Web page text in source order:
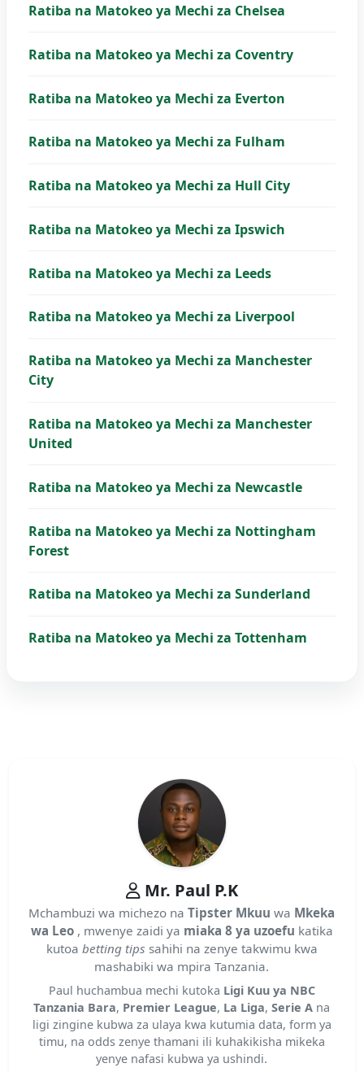
Ratiba na Matokeo ya Mechi za Chelsea
Ratiba na Matokeo ya Mechi za Coventry
Ratiba na Matokeo ya Mechi za Everton
Ratiba na Matokeo ya Mechi za Fulham
Ratiba na Matokeo ya Mechi za Hull City
Ratiba na Matokeo ya Mechi za Ipswich
Ratiba na Matokeo ya Mechi za Leeds
Ratiba na Matokeo ya Mechi za Liverpool
Ratiba na Matokeo ya Mechi za Manchester
City
Ratiba na Matokeo ya Mechi za Manchester
United
Ratiba na Matokeo ya Mechi za Newcastle
Ratiba na Matokeo ya Mechi za Nottingham
Forest
Ratiba na Matokeo ya Mechi za Sunderland
Ratiba na Matokeo ya Mechi za Tottenham
Mr. Paul P.K
Mchambuzi wa michezo naTipster Mkuu wa Mkeka
wa Leo , mwenye zaidi ya miaka 8 ya uzoefu katika
kutoa betting tips sahihi na zenye takwimu kwa
mashabiki wa mpira Tanzania.
Paul huchambua mechi kutoka Ligi Kuu ya NBC
Tanzania Bara, Premier League, La Liga,Serie A na
ligi zingine kubwa za ulaya kwa kutumia data, form ya
timu, na odds zenye thamani ili kuhakikisha mikeka
yenye nafasi kubwa ya ushindi.